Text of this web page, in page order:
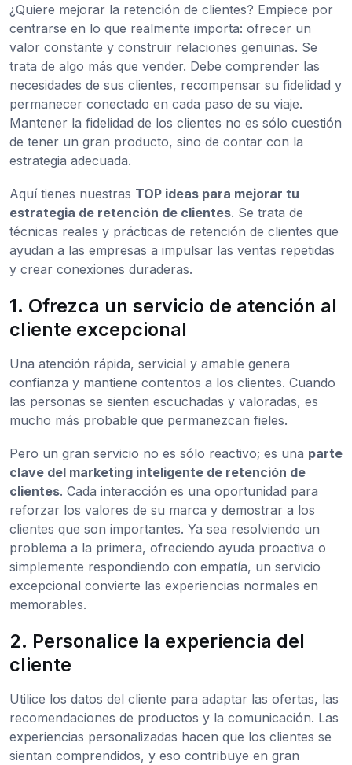
¿Quiere mejorar la retención de clientes? Empiece por
centrarse en lo que realmente importa: ofrecer un
valor constante y construir relaciones genuinas. Se
trata de algo más que vender. Debe comprender las
necesidades de sus clientes, recompensar su fidelidad y
permanecer conectado en cada paso de su viaje.
Mantener la fidelidad de los clientes no es sólo cuestión
de tener un gran producto, sino de contar con la
estrategia adecuada.
Aquí tienes nuestras TOP ideas para mejorar tu
estrategia de retención de clientes. Se trata de
técnicas reales y prácticas de retención de clientes que
ayudan a las empresas a impulsar las ventas repetidas
y crear conexiones duraderas.
1. Ofrezca un servicio de atención al
cliente excepcional
Una atención rápida, servicial y amable genera
confianza y mantiene contentos a los clientes. Cuando
las personas se sienten escuchadas y valoradas, es
mucho más probable que permanezcan fieles.
Pero un gran servicio no es sólo reactivo; es una parte
clave del marketing inteligente de retención de
clientes. Cada interacción es una oportunidad para
reforzar los valores de su marca y demostrar a los
clientes que son importantes. Ya sea resolviendo un
problema a la primera, ofreciendo ayuda proactiva o
simplemente respondiendo con empatía, un servicio
excepcional convierte las experiencias normales en
memorables.
2. Personalice la experiencia del
cliente
Utilice los datos del cliente para adaptar las ofertas, las
recomendaciones de productos y la comunicación. Las
experiencias personalizadas hacen que los clientes se
sientan comprendidos, y eso contribuye en gran